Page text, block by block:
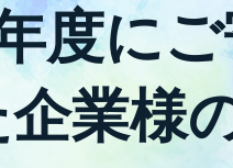
度に
業様